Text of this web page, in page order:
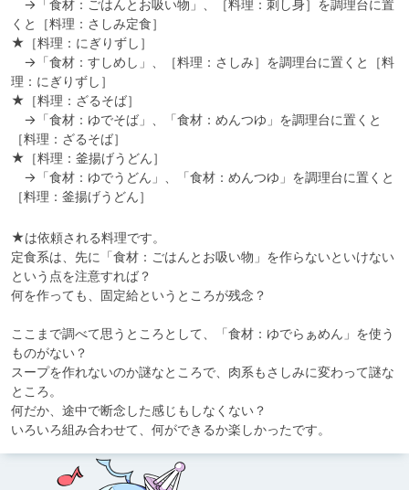
→「食材：ごはんとお吸い物」、［料理：刺し身］を調理台に置
くと［料理：さしみ定食］
★［料理：にぎりずし］
→「食材：すしめし」、［料理：さしみ］を調理台に置くと［料
理：にぎりずし］
★［料理：ざるそば］
→「食材：ゆでそば」、「食材：めんつゆ」を調理台に置くと
［料理：ざるそば］
★［料理：釜揚げうどん］
→「食材：ゆでうどん」、「食材：めんつゆ」を調理台に置くと
［料理：釜揚げうどん］
★は依頼される料理です。
定食系は、先に「食材：ごはんとお吸い物」を作らないといけない
という点を注意すれば？
何を作っても、固定給というところが残念？
ここまで調べて思うところとして、「食材：ゆでらぁめん」を使う
ものがない？
スープを作れないのか謎なところで、肉系もさしみに変わって謎な
ところ。
何だか、途中で断念した感じもしなくない？
いろいろ組み合わせて、何ができるか楽しかったです。